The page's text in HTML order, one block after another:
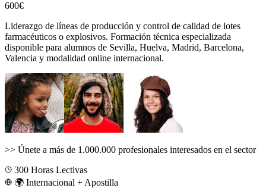
600€
Liderazgo de líneas de producción y control de calidad de lotes
farmacéuticos o explosivos. Formación técnica especializada
disponible para alumnos de Sevilla, Huelva, Madrid, Barcelona,
Valencia y modalidad online internacional.
>> Únete a más de 1.000.000 profesionales interesados en el sector
300 Horas Lectivas
🌍 Internacional + Apostilla